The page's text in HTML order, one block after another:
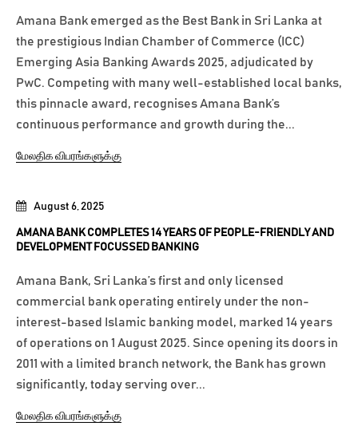
August 6, 2025
AMANA BANK COMPLETES 14 YEARS OF PEOPLE-FRIENDLY AND
DEVELOPMENT FOCUSSED BANKING
Amana Bank, Sri Lanka’s first and only licensed
commercial bank operating entirely under the non-
interest-based Islamic banking model, marked 14 years
of operations on 1 August 2025. Since opening its doors in
2011 with a limited branch network, the Bank has grown
significantly, today serving over...
மேலதிக விபரங்களுக்கு
Amana Bank emerged as the Best Bank in Sri Lanka at
the prestigious Indian Chamber of Commerce (ICC)
Emerging Asia Banking Awards 2025, adjudicated by
PwC. Competing with many well-established local banks,
this pinnacle award, recognises Amana Bank’s
continuous performance and growth during the...
மேலதிக விபரங்களுக்கு